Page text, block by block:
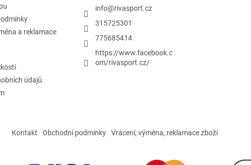
a reklamace
údajů
info@rivasport.cz
315725301
775685414
https://www.facebook.c
om/rivasport.cz/
Kontakt Obchodní podmínky Vrácení, výměna, reklamace zboží